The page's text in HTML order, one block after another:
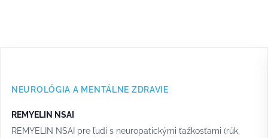
NEUROLÓGIA A MENTÁLNE ZDRAVIE
REMYELIN NSAI
REMYELIN NSAI pre ľudí s neuropatickými ťažkosťami (rúk,